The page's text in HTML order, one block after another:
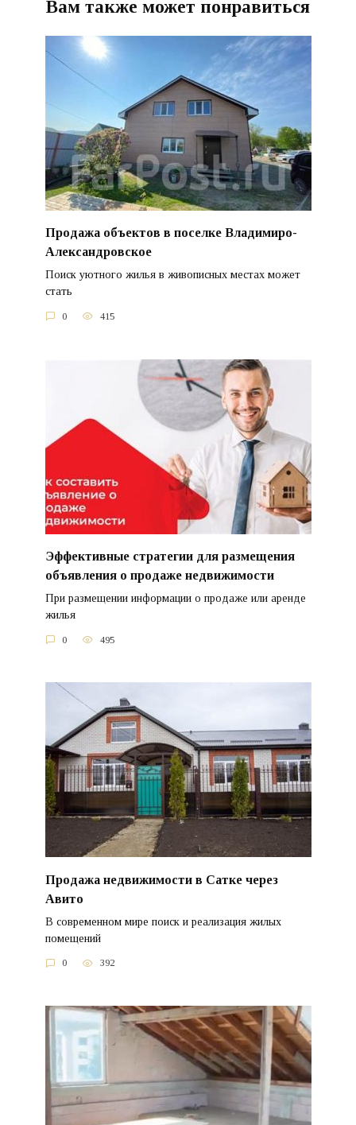
Вам также может понравиться
Продажа объектов в поселке Владимиро-
Александровское
Поиск уютного жилья в живописных местах может
стать
0 415
Эффективные стратегии для размещения
объявления о продаже недвижимости
При размещении информации о продаже или аренде
жилья
0 495
Продажа недвижимости в Сатке через
Авито
В современном мире поиск и реализация жилых
помещений
0 392